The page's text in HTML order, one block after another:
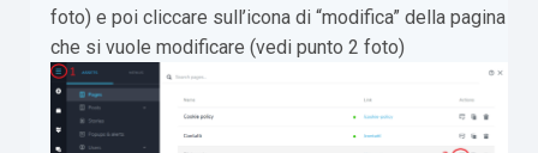
foto) e poi cliccare sull’icona di “modifica” della pagina
che si vuole modificare (vedi punto 2 foto)